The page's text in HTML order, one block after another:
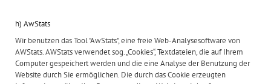
h) AwStats
Wir benutzen das Tool "AwStats", eine freie Web-Analysesoftware von
AWStats. AWStats verwendet sog. „Cookies“, Textdateien, die auf Ihrem
Computer gespeichert werden und die eine Analyse der Benutzung der
Website durch Sie ermöglichen. Die durch das Cookie erzeugten